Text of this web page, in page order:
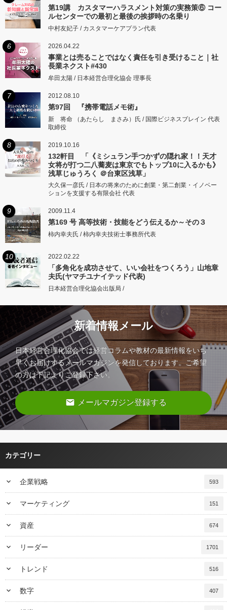
第19講 カスタマーハラスメント対策の実務策⑥ コー
ルセンターでの最初と最後の挨拶時の名乗り
中村友妃子 / カスタマーケアプラン代表
6 2026.04.22
事業とは売ることではなく責任を引き受けること｜社
長業ネクスト#430
牟田太陽 / 日本経営合理化協会 理事長
7 2012.08.10
第97回 『携帯電話メモ術』
新 将命 （あたらし まさみ）氏 / 国際ビジネスブレイン 代表
取締役
8 2019.10.16
132軒目 「《ミシュラン手つかずの隠れ家！！天才
女将が打つ二八蕎麦は東京でもトップ10に入るかも》
浅草じゅうろく ＠台東区浅草」
大久保一彦氏 / 日本の将来のために創業・第二創業・イノベー
ションを支援する有限会社 代表
9 2009.11.4
第169 号 高等技術・技能をどう伝えるか～その３
柿内幸夫氏 / 柿内幸夫技術士事務所代表
10 2022.02.22
「多角化を成功させて、いい会社をつくろう」山地章
夫氏(ヤマチユナイテッド代表)
日本経営合理化協会出版局 /
新着情報メール
日本経営合理化協会では経営コラムや教材の最新情報をいち
早くお届けするメールマガジンを発信しております。ご希望
の方は下記よりご登録下さい。
email メールマガジン登録する
カテゴリー
keyboard_arrow_down 企業戦略 593
keyboard_arrow_down マーケティング 151
keyboard_arrow_down 資産 674
keyboard_arrow_down リーダー 1701
keyboard_arrow_down トレンド 516
keyboard_arrow_down 数字 407